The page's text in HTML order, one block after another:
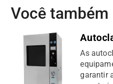
Você
As
garantir